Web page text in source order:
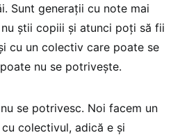
Sunt generații cu note mai
știi copiii și atunci poți să fii
cu un colectiv care poate se
nu se potrivește.
se potrivesc. Noi facem un
colectivul, adică e și